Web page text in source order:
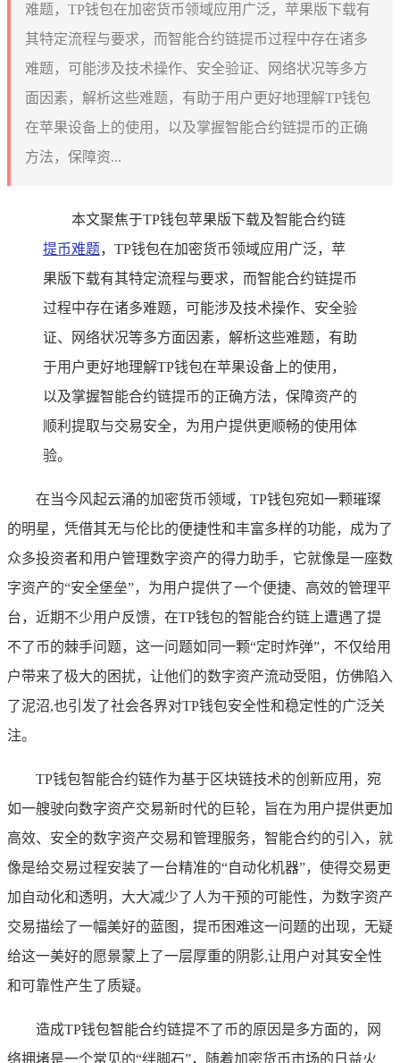
难题，TP钱包在加密货币领域应用广泛，苹果版下载有
其特定流程与要求，而智能合约链提币过程中存在诸多
难题，可能涉及技术操作、安全验证、网络状况等多方
面因素，解析这些难题，有助于用户更好地理解TP钱包
在苹果设备上的使用，以及掌握智能合约链提币的正确
方法，保障资...
本文聚焦于TP钱包苹果版下载及智能合约链
提币难题，TP钱包在加密货币领域应用广泛，苹
果版下载有其特定流程与要求，而智能合约链提币
过程中存在诸多难题，可能涉及技术操作、安全验
证、网络状况等多方面因素，解析这些难题，有助
于用户更好地理解TP钱包在苹果设备上的使用，
以及掌握智能合约链提币的正确方法，保障资产的
顺利提取与交易安全，为用户提供更顺畅的使用体
验。
在当今风起云涌的加密货币领域，TP钱包宛如一颗璀璨
的明星，凭借其无与伦比的便捷性和丰富多样的功能，成为了
众多投资者和用户管理数字资产的得力助手，它就像是一座数
字资产的“安全堡垒”，为用户提供了一个便捷、高效的管理平
台，近期不少用户反馈，在TP钱包的智能合约链上遭遇了提
不了币的棘手问题，这一问题如同一颗“定时炸弹”，不仅给用
户带来了极大的困扰，让他们的数字资产流动受阻，仿佛陷入
了泥沼,也引发了社会各界对TP钱包安全性和稳定性的广泛关
注。
TP钱包智能合约链作为基于区块链技术的创新应用，宛
如一艘驶向数字资产交易新时代的巨轮，旨在为用户提供更加
高效、安全的数字资产交易和管理服务，智能合约的引入，就
像是给交易过程安装了一台精准的“自动化机器”，使得交易更
加自动化和透明，大大减少了人为干预的可能性，为数字资产
交易描绘了一幅美好的蓝图，提币困难这一问题的出现，无疑
给这一美好的愿景蒙上了一层厚重的阴影,让用户对其安全性
和可靠性产生了质疑。
造成TP钱包智能合约链提不了币的原因是多方面的，网
络拥堵是一个常见的“绊脚石”，随着加密货币市场的日益火